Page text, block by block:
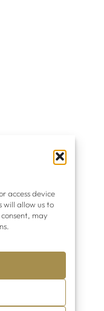
access device
will allow us to
may